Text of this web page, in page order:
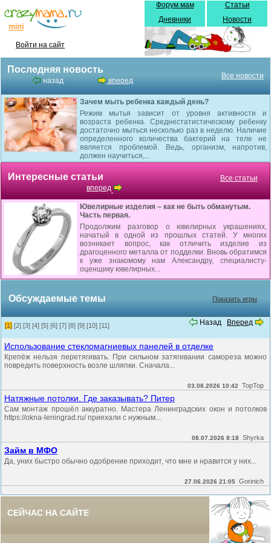
Войти на сайт
Форум мам
Дневники
Статьи
Новости
Последняя новость
назад вперед
Все новости
Зачем мыть ребенка каждый день?
Режим мытья зависит от уровня активности и
возраста ребенка. Среднестатистическому ребенку
достаточно мыться несколько раз в неделю. Наличие
определенного количества бактерий на теле не
является проблемой. Ведь, организм, напротив,
должен научиться,...
Интересные статьи
вперед
Все статьи
Ювелирные изделия – как не быть обманутым.
Часть первая.
Продолжим разговор о ювелирных украшениях,
начатый в одной из прошлых статей. У многих
возникает вопрос, как отличить изделие из
драгоценного металла от подделки. Вновь обратимся
к уже знакомому нам Александру, специалисту-
оценщику ювелирных...
Обсуждаемые темы Показать игры
Назад Вперед
[1] [2] [3] [4] [5] [6] [7] [8] [9] [10] [11]
Использование стекломагниевых панелей в отделке
Крепёж нельзя перетягивать. При сильном затягивании самореза можно
повредить поверхность возле шляпки. Сначала...
03.08.2026 10:42 TopTop
Натяжные потолки. Где заказывать? Питер
Сам монтаж прошёл аккуратно. Мастера Ленинградских окон и потолков
https://okna-leningrad.ru/ приехали с нужным...
08.07.2026 8:18 Shyrka
Займ в МФО
Да, уних быстро обычно одобрение приходит, что мне и нравится у них...
27.06.2026 21:05 Gorinich
СЕЙЧАС НА САЙТЕ